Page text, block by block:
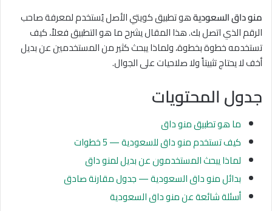
منو داق السعوديةهو تطبيق كويتي الأصل يُستخدم لمعرفة صاحب
الرقم الذي اتصل بك. هذا المقال يشرح ما هو التطبيق فعلاً، كيف
تستخدمه خطوة بخطوة، ولماذا يبحث كثير من المستخدمين عن بديل
أخف لا يحتاج تثبيتاً ولا صلاحيات على الجوال.
جدول المحتويات
ما هو تطبيق منو داق
كيف تستخدم منو داق للسعودية — 5 خطوات
لماذا يبحث المستخدمون عن بديل لمنو داق
بدائل منو داق السعودية — جدول مقارنة صادق
أسئلة شائعة عن منو داق السعودية